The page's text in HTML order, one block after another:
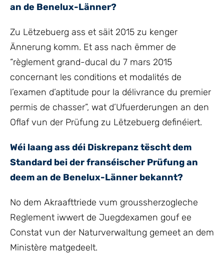
an de Benelux-Länner?
Zu Lëtzebuerg ass et säit 2015 zu kenger
Ännerung komm. Et ass nach ëmmer de
“règlement grand-ducal du 7 mars 2015
concernant les conditions et modalités de
l’examen d’aptitude pour la délivrance du premier
permis de chasser”, wat d’Ufuerderungen an den
Oflaf vun der Prüfung zu Lëtzebuerg definéiert.
Wéi laang ass déi Diskrepanz tëscht dem
Standard bei der franséischer Prüfung an
deem an de Benelux-Länner bekannt?
No dem Akraafttriede vum groussherzogleche
Reglement iwwert de Juegdexamen gouf ee
Constat vun der Naturverwaltung gemeet an dem
Ministère matgedeelt.